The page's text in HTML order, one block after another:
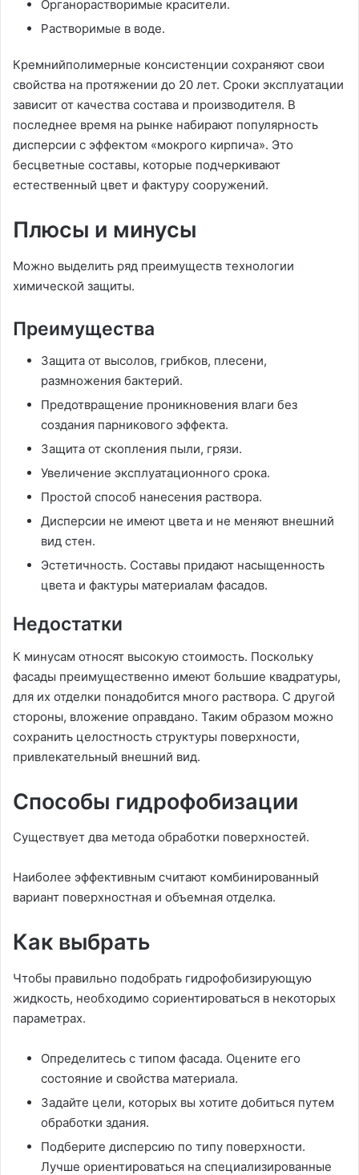
Органорастворимые красители.
Растворимые в воде.
Кремнийполимерные консистенции сохраняют свои
свойства на протяжении до 20 лет. Сроки эксплуатации
зависит от качества состава и производителя. В
последнее время на рынке набирают популярность
дисперсии с эффектом «мокрого кирпича». Это
бесцветные составы, которые подчеркивают
естественный цвет и фактуру сооружений.
Плюсы и минусы
Можно выделить ряд преимуществ технологии
химической защиты.
Преимущества
Защита от высолов, грибков, плесени,
размножения бактерий.
Предотвращение проникновения влаги без
создания парникового эффекта.
Защита от скопления пыли, грязи.
Увеличение эксплуатационного срока.
Простой способ нанесения раствора.
Дисперсии не имеют цвета и не меняют внешний
вид стен.
Эстетичность. Составы придают насыщенность
цвета и фактуры материалам фасадов.
Недостатки
К минусам относят высокую стоимость. Поскольку
фасады преимущественно имеют большие квадратуры,
для их отделки понадобится много раствора. С другой
стороны, вложение оправдано. Таким образом можно
сохранить целостность структуры поверхности,
привлекательный внешний вид.
Способы гидрофобизации
Существует два метода обработки поверхностей.
Наиболее эффективным считают комбинированный
вариант поверхностная и объемная отделка.
Как выбрать
Чтобы правильно подобрать гидрофобизирующую
жидкость, необходимо сориентироваться в некоторых
параметрах.
Определитесь с типом фасада. Оцените его
состояние и свойства материала.
Задайте цели, которых вы хотите добиться путем
обработки здания.
Подберите дисперсию по типу поверхности.
Лучше ориентироваться на специализированные